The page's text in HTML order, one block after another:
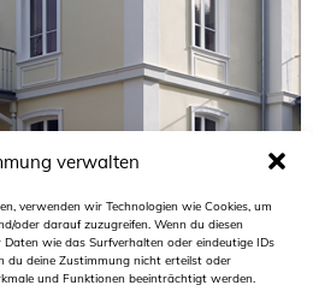
verwalten
verwenden wir Technologien wie Cookies, um
oder darauf zuzugreifen. Wenn du diesen
wie das Surfverhalten oder eindeutige IDs
du deine Zustimmung nicht erteilst oder
und Funktionen beeinträchtigt werden.